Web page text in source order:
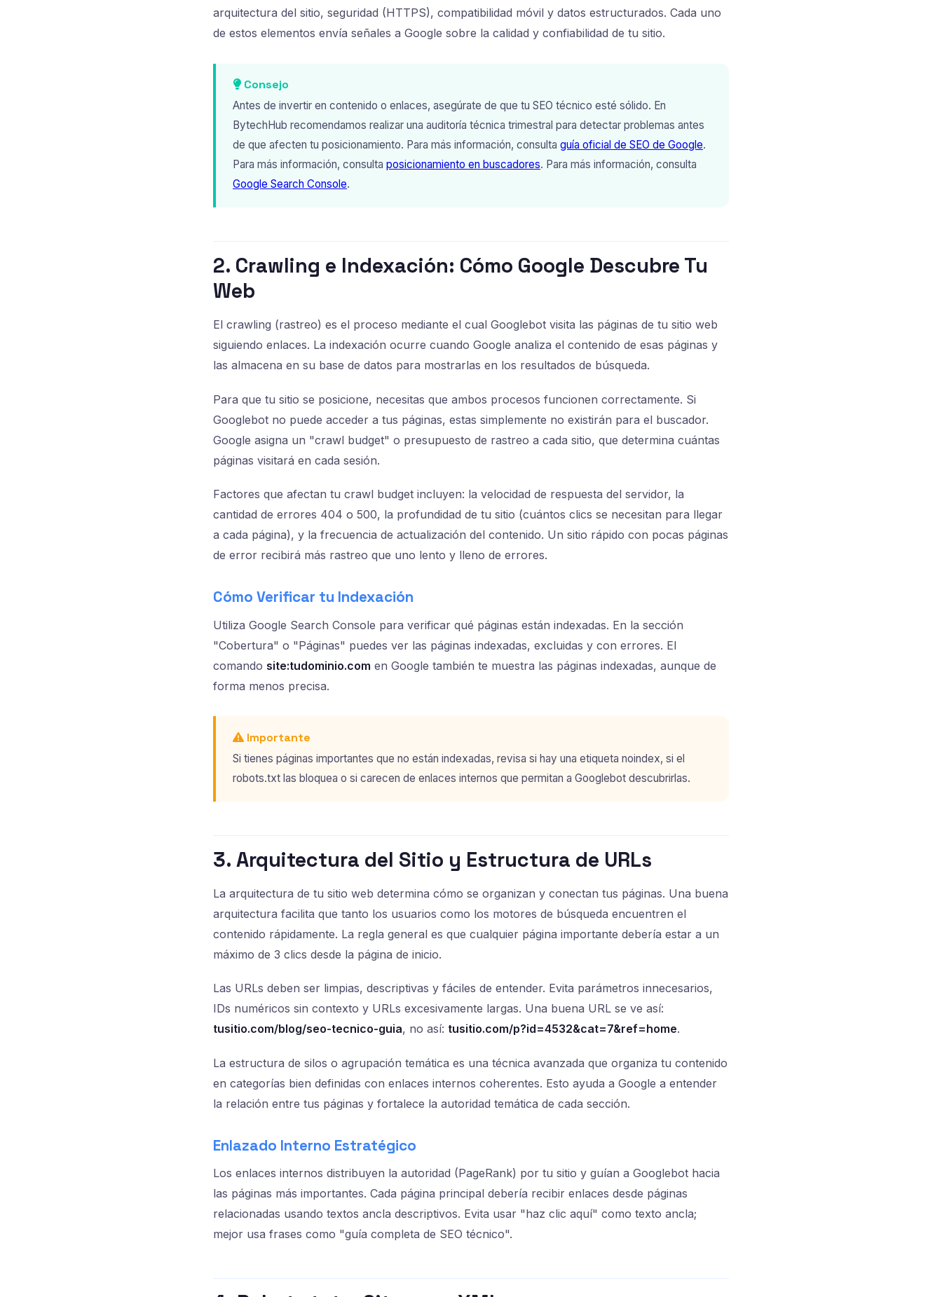
arquitectura del sitio, seguridad (HTTPS), compatibilidad móvil y datos estructurados. Cada uno
de estos elementos envía señales a Google sobre la calidad y confiabilidad de tu sitio.
Consejo
Antes de invertir en contenido o enlaces, asegúrate de que tu SEO técnico esté sólido. En
BytechHub recomendamos realizar una auditoría técnica trimestral para detectar problemas antes
de que afecten tu posicionamiento. Para más información, consulta guía oficial de SEO de Google.
Para más información, consulta posicionamiento en buscadores. Para más información, consulta
Google Search Console.
2. Crawling e Indexación: Cómo Google Descubre Tu
Web
El crawling (rastreo) es el proceso mediante el cual Googlebot visita las páginas de tu sitio web
siguiendo enlaces. La indexación ocurre cuando Google analiza el contenido de esas páginas y
las almacena en su base de datos para mostrarlas en los resultados de búsqueda.
Para que tu sitio se posicione, necesitas que ambos procesos funcionen correctamente. Si
Googlebot no puede acceder a tus páginas, estas simplemente no existirán para el buscador.
Google asigna un "crawl budget" o presupuesto de rastreo a cada sitio, que determina cuántas
páginas visitará en cada sesión.
Factores que afectan tu crawl budget incluyen: la velocidad de respuesta del servidor, la
cantidad de errores 404 o 500, la profundidad de tu sitio (cuántos clics se necesitan para llegar
a cada página), y la frecuencia de actualización del contenido. Un sitio rápido con pocas páginas
de error recibirá más rastreo que uno lento y lleno de errores.
Cómo Verificar tu Indexación
Utiliza Google Search Console para verificar qué páginas están indexadas. En la sección
"Cobertura" o "Páginas" puedes ver las páginas indexadas, excluidas y con errores. El
comando site:tudominio.com en Google también te muestra las páginas indexadas, aunque de
forma menos precisa.
Importante
Si tienes páginas importantes que no están indexadas, revisa si hay una etiqueta noindex, si el
robots.txt las bloquea o si carecen de enlaces internos que permitan a Googlebot descubrirlas.
3. Arquitectura del Sitio y Estructura de URLs
La arquitectura de tu sitio web determina cómo se organizan y conectan tus páginas. Una buena
arquitectura facilita que tanto los usuarios como los motores de búsqueda encuentren el
contenido rápidamente. La regla general es que cualquier página importante debería estar a un
máximo de 3 clics desde la página de inicio.
Las URLs deben ser limpias, descriptivas y fáciles de entender. Evita parámetros innecesarios,
IDs numéricos sin contexto y URLs excesivamente largas. Una buena URL se ve así:
tusitio.com/blog/seo-tecnico-guia, no así: tusitio.com/p?id=4532&cat=7&ref=home.
La estructura de silos o agrupación temática es una técnica avanzada que organiza tu contenido
en categorías bien definidas con enlaces internos coherentes. Esto ayuda a Google a entender
la relación entre tus páginas y fortalece la autoridad temática de cada sección.
Enlazado Interno Estratégico
Los enlaces internos distribuyen la autoridad (PageRank) por tu sitio y guían a Googlebot hacia
las páginas más importantes. Cada página principal debería recibir enlaces desde páginas
relacionadas usando textos ancla descriptivos. Evita usar "haz clic aquí" como texto ancla;
mejor usa frases como "guía completa de SEO técnico".